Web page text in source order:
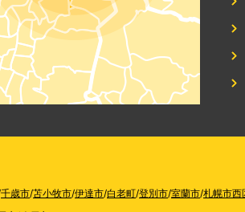
千歳市/苫小牧市/伊達市/白老町/登別市/室蘭市/札幌市西